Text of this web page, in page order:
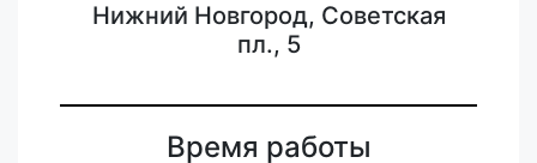
Нижний Новгород, Советская
пл., 5
Время работы